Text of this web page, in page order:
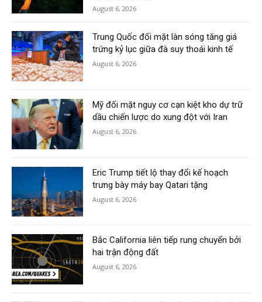
August 6, 2026
Trung Quốc đối mặt làn sóng tăng giá
trứng kỷ lục giữa đà suy thoái kinh tế
August 6, 2026
Mỹ đối mặt nguy cơ cạn kiệt kho dự trữ
dầu chiến lược do xung đột với Iran
August 6, 2026
Eric Trump tiết lộ thay đổi kế hoạch
trưng bày máy bay Qatari tặng
August 6, 2026
Bắc California liên tiếp rung chuyển bởi
hai trận động đất
August 6, 2026